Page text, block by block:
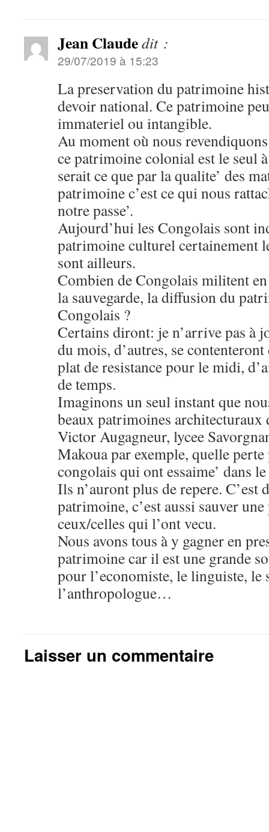
Jean Claudedit :
29/07/2019 à 15:23
La preservation du patrimoine
devoir national. Ce patrimoine
immateriel ou intangible.
Au moment où nous
ce patrimoine colonial est le seul
serait ce que par la qualite’ des
patrimoine c’est ce qui nous
notre passe’.
Aujourd’hui les Congolais sont
patrimoine culturel certainement
sont ailleurs.
Combien de Congolais militent
la sauvegarde, la diffusion du
Congolais ?
Certains diront: je n’arrive pas à
du mois, d’autres, se contenteront
plat de resistance pour le midi,
de temps.
Imaginons un seul instant que
beaux patrimoines architecturaux
Victor Augagneur, lycee
Makoua par exemple, quelle perte
congolais qui ont essaime’ dans
Ils n’auront plus de repere. C’est
patrimoine, c’est aussi sauver
ceux/celles qui l’ont vecu.
Nous avons tous à y gagner en
patrimoine car il est une grande
pour l’economiste, le linguiste,
l’anthropologue…
Laisser un commentaire